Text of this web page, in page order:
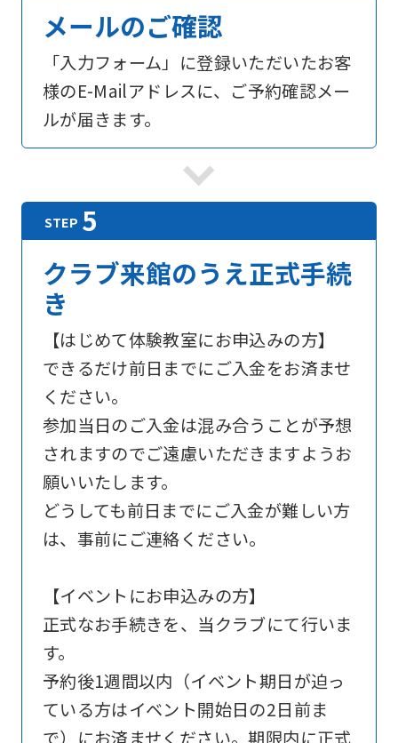
メールのご確認
「入力フォーム」に登録いただいたお客
様のE-Mailアドレスに、ご予約確認メー
ルが届きます。
クラブ来館のうえ正式手続
き
【はじめて体験教室にお申込みの方】
できるだけ前日までにご入金をお済ませ
ください。
参加当日のご入金は混み合うことが予想
されますのでご遠慮いただきますようお
願いいたします。
どうしても前日までにご入金が難しい方
は、事前にご連絡ください。
【イベントにお申込みの方】
正式なお手続きを、当クラブにて行いま
す。
予約後1週間以内（イベント期日が迫っ
ている方はイベント開始日の2日前ま
で）にお済ませください。期限内に正式
For
foreigners
Central
Sports
official
automatically
into
English.
the
link
(start
automatic
to
return
the
top